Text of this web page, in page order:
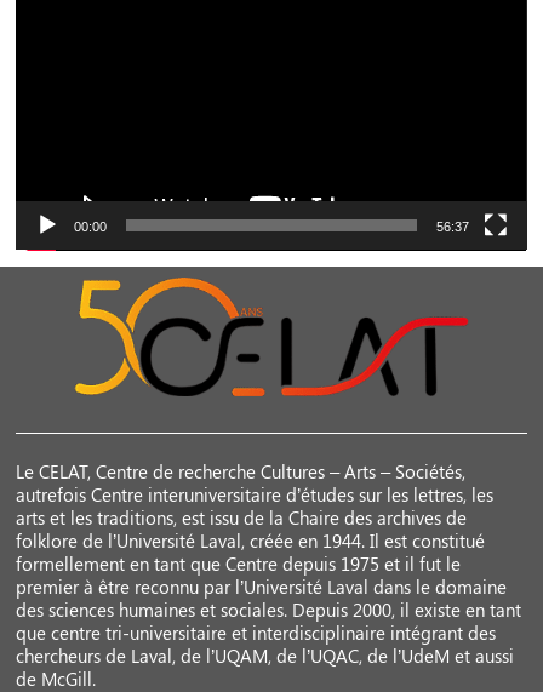
00:00 56:37
Le CELAT, Centre de recherche Cultures – Arts – Sociétés,
autrefois Centre interuniversitaire d’études sur les lettres, les
arts et les traditions, est issu de la Chaire des archives de
folklore de l’Université Laval, créée en 1944. Il est constitué
formellement en tant que Centre depuis 1975 et il fut le
premier à être reconnu par l’Université Laval dans le domaine
des sciences humaines et sociales. Depuis 2000, il existe en tant
que centre tri-universitaire et interdisciplinaire intégrant des
chercheurs de Laval, de l’UQAM, de l’UQAC, de l’UdeM et aussi
de McGill.